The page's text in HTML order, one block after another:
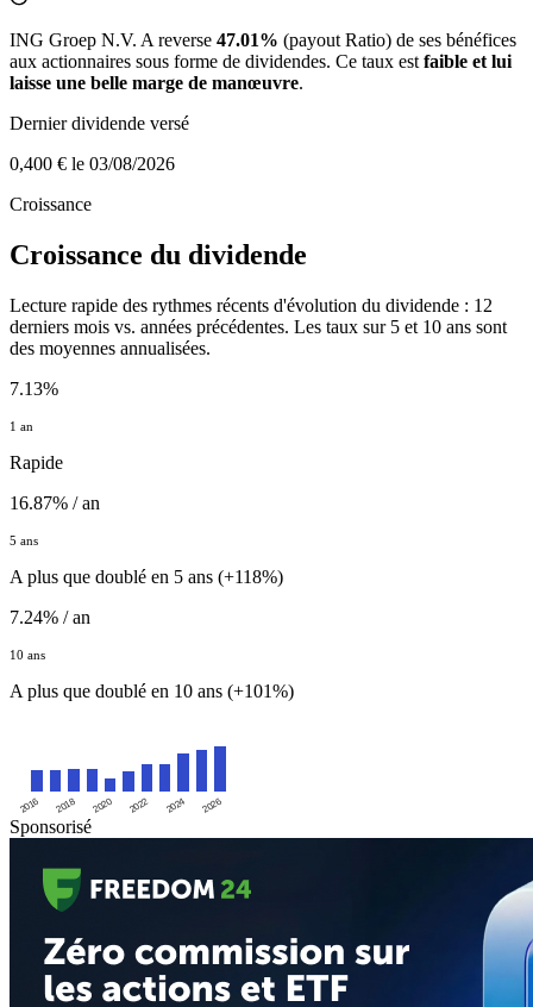
ING Groep N.V. A reverse 47.01% (payout Ratio) de ses bénéfices
aux actionnaires sous forme de dividendes. Ce taux est faible et lui
laisse une belle marge de manœuvre.
Dernier dividende versé
0,400 € le 03/08/2026
Croissance
Croissance du dividende
Lecture rapide des rythmes récents d'évolution du dividende : 12
derniers mois vs. années précédentes. Les taux sur 5 et 10 ans sont
des moyennes annualisées.
7.13%
1 an
Rapide
16.87% / an
5 ans
A plus que doublé en 5 ans (+118%)
7.24% / an
10 ans
A plus que doublé en 10 ans (+101%)
2016 2018 2020 2022 2024 2026
Sponsorisé